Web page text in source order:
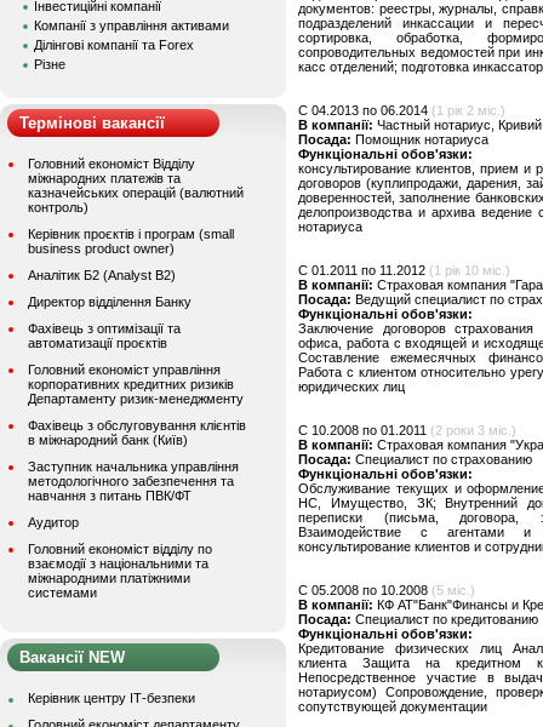
Інвестиційні компанії
Компанії з управління активами
Ділінгові компанії та Forex
Різне
Термінові вакансії
Головний економіст Відділу
міжнародних платежів та
казначейських операцій (валютний
контроль)
Керівник проєктів і програм (small
business product owner)
Аналітик Б2 (Analyst B2)
Директор відділення Банку
Фахівець з оптимізації та
автоматизації проєктів
Головний економіст управління
корпоративних кредитних ризиків
Департаменту ризик-менеджменту
Фахівець з обслуговування клієнтів
в міжнародний банк (Київ)
Заступник начальника управління
методологічного забезпечення та
навчання з питань ПВК/ФТ
Аудитор
Головний економіст відділу по
взаємодії з національними та
міжнародними платіжними
системами
Вакансії NEW
Керівник центру ІТ-безпеки
документов: реестры, журналы,
подразделений инкассации и
сортировка, обработка,
сопроводительных ведомостей при
касс отделений; подготовка
C 04.2013 по 06.2014 (1 рік 2 міс.)
В компанії: Частный нотариус, Кривий
Посада: Помощник нотариуса
Функціональні обов'язки:
консультирование клиентов, прием и
договоров (куплипродажи, дарения,
доверенностей, заполнение
делопроизводства и архива ведение
нотариуса
C 01.2011 по 11.2012 (1 рік 10 міс.)
В компанії: Страховая компания
Посада: Ведущий специалист по
Функціональні обов'язки:
Заключение договоров
офиса, работа с входящей и
Составление ежемесячных
Работа с клиентом относительно
юридических лиц
C 10.2008 по 01.2011 (2 роки 3 міс.)
В компанії: Страховая компания
Посада: Специалист по страхованию
Функціональні обов'язки:
Обслуживание текущих и
НС, Имущество, ЗК; Внутренний
переписки (письма, договора,
Взаимодействие с агентами и
консультирование клиентов и
C 05.2008 по 10.2008 (5 міс.)
В компанії: КФ АТ"Банк"Финансы и
Посада: Специалист по кредитованию
Функціональні обов'язки:
Кредитование физических лиц
клиента Защита на кредитном
Непосредственное участие в
нотариусом) Сопровождение,
сопутствующей документации